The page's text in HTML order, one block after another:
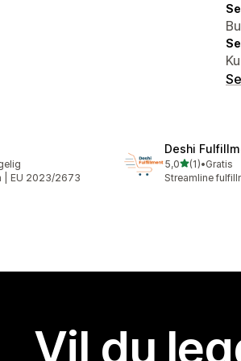
| EU 2023/2673
Deshi
5,0av 5 stjerner
(1)
Totalt 1 omtaler
•Gratis
Streamline
Vil du